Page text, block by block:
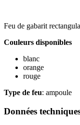
Feu de gabarit
Couleurs disponibles
blanc
orange
rouge
Type de feu: ampoule
Données